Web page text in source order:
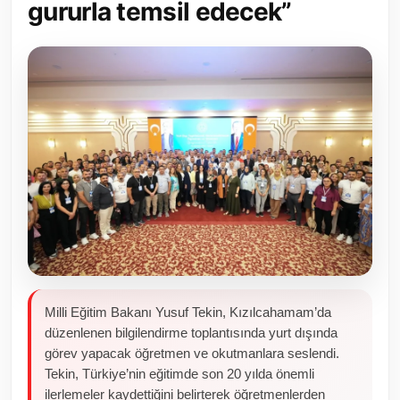
Toplum ve Yaşam
Sivil Toplum Kuruluşları
Kamu Kurumları ve Üst Kurullar
Resmi Reklamlar
gururla temsil edecek”
Milli Eğitim Bakanı Yusuf Tekin, Kızılcahamam’da
düzenlenen bilgilendirme toplantısında yurt dışında
görev yapacak öğretmen ve okutmanlara seslendi.
Tekin, Türkiye’nin eğitimde son 20 yılda önemli
ilerlemeler kaydettiğini belirterek öğretmenlerden